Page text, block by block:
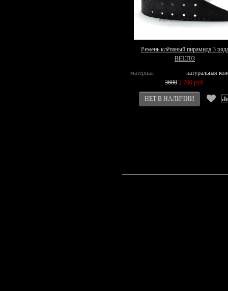
Ремень клёпаный пирамида 3
BELT03
материал
натуральная
3600 2 700 руб.